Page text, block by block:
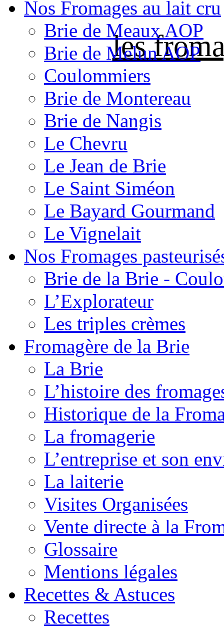
les
Nos Fromages au lait cru
Brie de Meaux AOP
Brie de Melun AOP
Coulommiers
Brie de Montereau
Brie de Nangis
Le Chevru
Le Jean de Brie
Le Saint Siméon
Le Bayard Gourmand
Le Vignelait
Nos Fromages
Brie de la Brie -
L’Explorateur
Les triples crèmes
Fromagère de la Brie
La Brie
L’histoire des
Historique de la
La fromagerie
L’entreprise et son
La laiterie
Visites Organisées
Vente directe à la
Glossaire
Mentions légales
Recettes & Astuces
Recettes